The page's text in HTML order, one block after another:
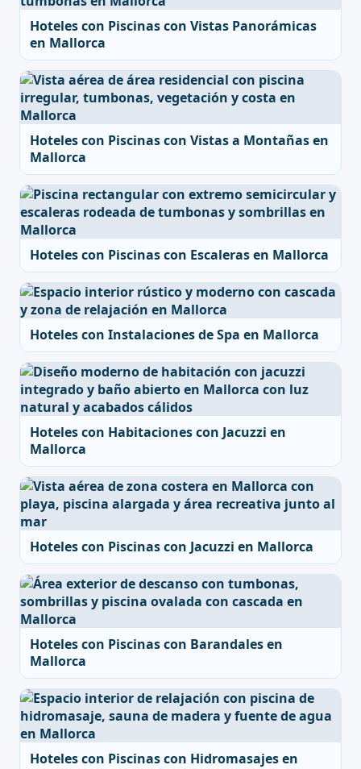
Hoteles con Piscinas con Vistas Panorámicas
en Mallorca
Hoteles con Piscinas con Vistas a Montañas en
Mallorca
Hoteles con Piscinas con Escaleras en Mallorca
Hoteles con Instalaciones de Spa en Mallorca
Hoteles con Habitaciones con Jacuzzi en
Mallorca
Hoteles con Piscinas con Jacuzzi en Mallorca
Hoteles con Piscinas con Barandales en
Mallorca
Hoteles con Piscinas con Hidromasajes en